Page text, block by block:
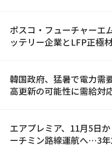
ポスコ・フューチャーエ
ッテリー企業とLFP正極
韓国政府、猛暑で電力需
高更新の可能性に需給対
エアプレミア、11月5日
ーチミン路線運航へ…3年